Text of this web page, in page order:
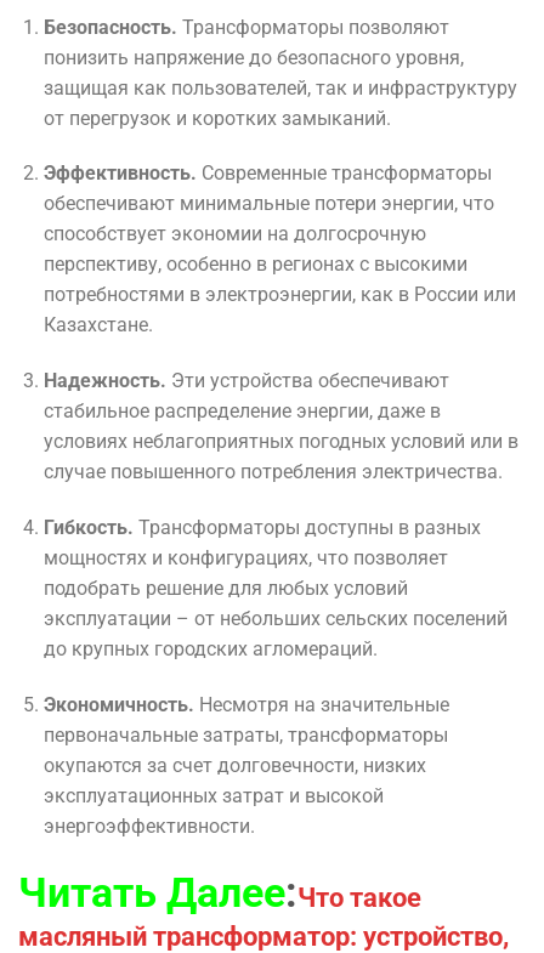
Безопасность. Трансформаторы позволяют
понизить напряжение до безопасного уровня,
защищая как пользователей, так и инфраструктуру
от перегрузок и коротких замыканий.
Эффективность. Современные трансформаторы
обеспечивают минимальные потери энергии, что
способствует экономии на долгосрочную
перспективу, особенно в регионах с высокими
потребностями в электроэнергии, как в России или
Казахстане.
Надежность. Эти устройства обеспечивают
стабильное распределение энергии, даже в
условиях неблагоприятных погодных условий или в
случае повышенного потребления электричества.
Гибкость. Трансформаторы доступны в разных
мощностях и конфигурациях, что позволяет
подобрать решение для любых условий
эксплуатации – от небольших сельских поселений
до крупных городских агломераций.
Экономичность. Несмотря на значительные
первоначальные затраты, трансформаторы
окупаются за счет долговечности, низких
эксплуатационных затрат и высокой
энергоэффективности.
Читать Далее:Что такое
масляный трансформатор: устройство,